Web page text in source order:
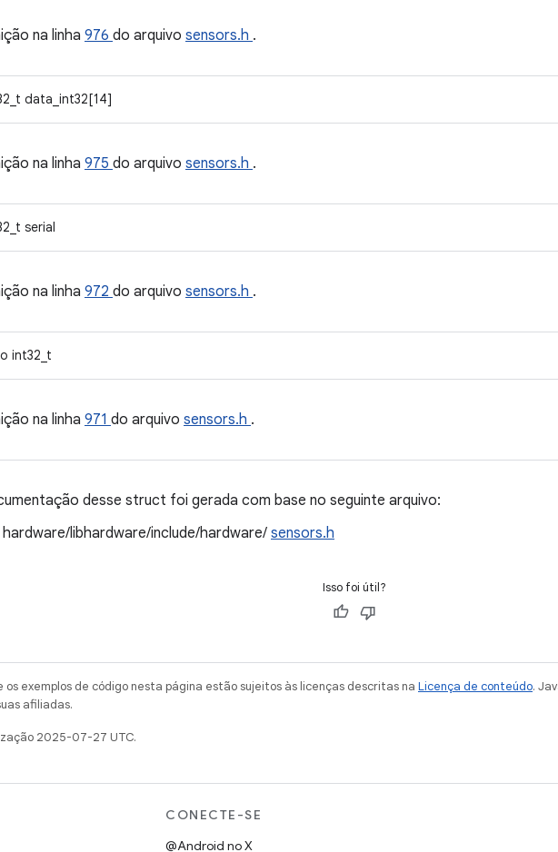
na linha 976 do arquivo sensors.h .
data_int32[14]
na linha 975 do arquivo sensors.h .
serial
na linha 972 do arquivo sensors.h .
int32_t
na linha 971 do arquivo sensors.h .
desse struct foi gerada com base no seguinte arquivo:
hardware/libhardware/include/hardware/ sensors.h
Isso foi útil?
os exemplos de código nesta página estão sujeitos às licenças descritas na Licença de conteúdo.
afiliadas.
2025-07-27 UTC.
CONECTE-SE
@Android no X